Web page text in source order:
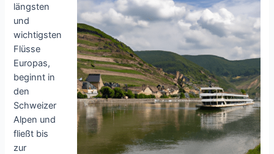
längsten
und
wichtigsten
Flüsse
Europas,
beginnt in
den
Schweizer
Alpen und
fließt bis
zur